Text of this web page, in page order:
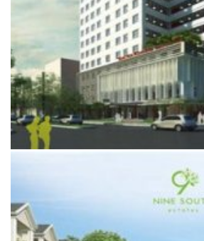
BỆNH VIỆN ĐA KHOA NAM SÀI GÒN – KDC
tphcm